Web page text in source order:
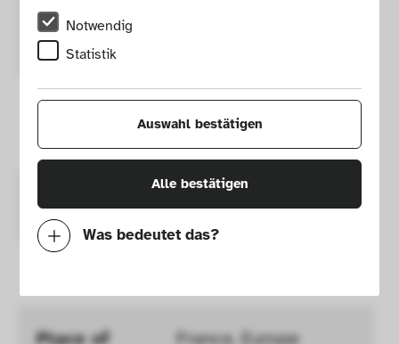
Notwendig
Statistik
Auswahl bestätigen
Alle bestätigen
Was bedeutet das?
Mit diesen Cookies können wir durch
Year of
Execution
Year of
Production
Production Für Galerie kreo
Place of
France, Europe